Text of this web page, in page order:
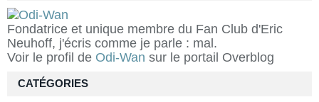
Fondatrice et unique membre du Fan Club d'Eric
Neuhoff, j'écris comme je parle : mal.
Voir le profil de Odi-Wan sur le portail Overblog
CATÉGORIES